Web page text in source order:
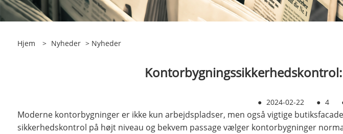
Hjem > Nyheder > Nyheder
● 2024-02-22 ● 4
Moderne kontorbygninger er ikke kun arbejdspladser, men også vigtige
sikkerhedskontrol på højt niveau og bekvem passage vælger kontorbygninger